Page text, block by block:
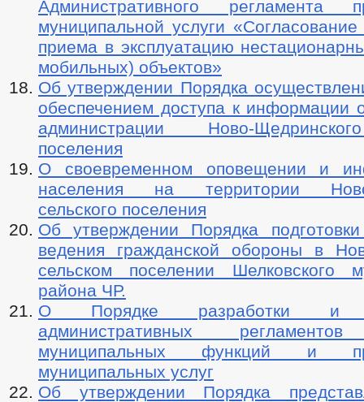
Административного регламента
муниципальной услуги
приема в эксплуатацию
мобильных) объектов»
Об утверждении Порядка
обеспечением доступа к информации
администрации Ново-
поселения
О своевременном оповещении и
населения на территории Ново-
сельского поселения
Об утверждении Порядка
ведения гражданской обороны в
сельском поселении Шелковского
района ЧР.
О Порядке разработки и
административных
муниципальных функций и
муниципальных услуг
Об утверждении Порядка